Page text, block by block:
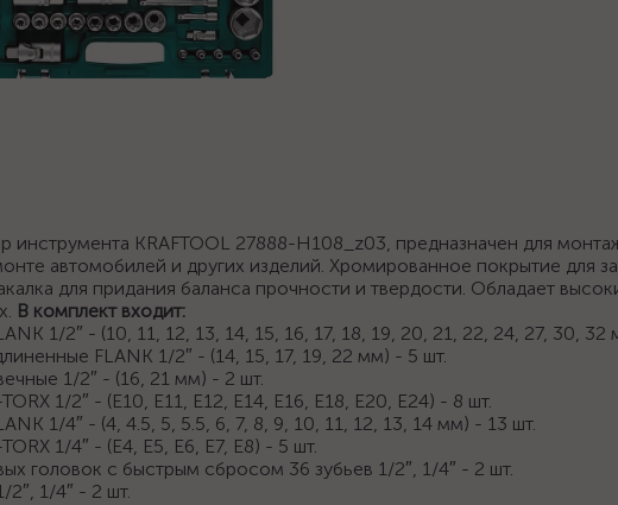
инструмента KRAFTOOL 27888-H108_z03, предназначен для
автомобилей и других изделий. Хромированное покрытие для
для придания баланса прочности и твердости. Обладает
В комплект входит:
1/2″ - (10, 11, 12, 13, 14, 15, 16, 17, 18, 19, 20, 21, 22, 24, 27, 30, 32
FLANK 1/2″ - (14, 15, 17, 19, 22 мм) - 5 шт.
1/2″ - (16, 21 мм) - 2 шт.
1/2″ - (E10, E11, E12, E14, E16, E18, E20, E24) - 8 шт.
1/4″ - (4, 4.5, 5, 5.5, 6, 7, 8, 9, 10, 11, 12, 13, 14 мм) - 13 шт.
1/4″ - (E4, E5, E6, E7, E8) - 5 шт.
головок с быстрым сбросом 36 зубьев 1/2″, 1/4″ - 2 шт.
1/4″ - 2 шт.